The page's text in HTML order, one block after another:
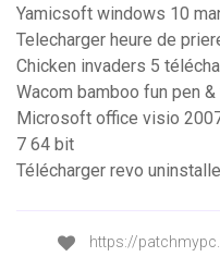
Yamicsoft windows 10
Telecharger heure de
Chicken invaders 5
Wacom bamboo fun pen
Microsoft office visio
7 64 bit
Télécharger revo
https://